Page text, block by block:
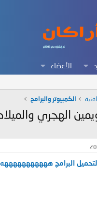
الأعضاء
الكمبيوتر والبرامج
الهجري
البرامج هههههههههههه